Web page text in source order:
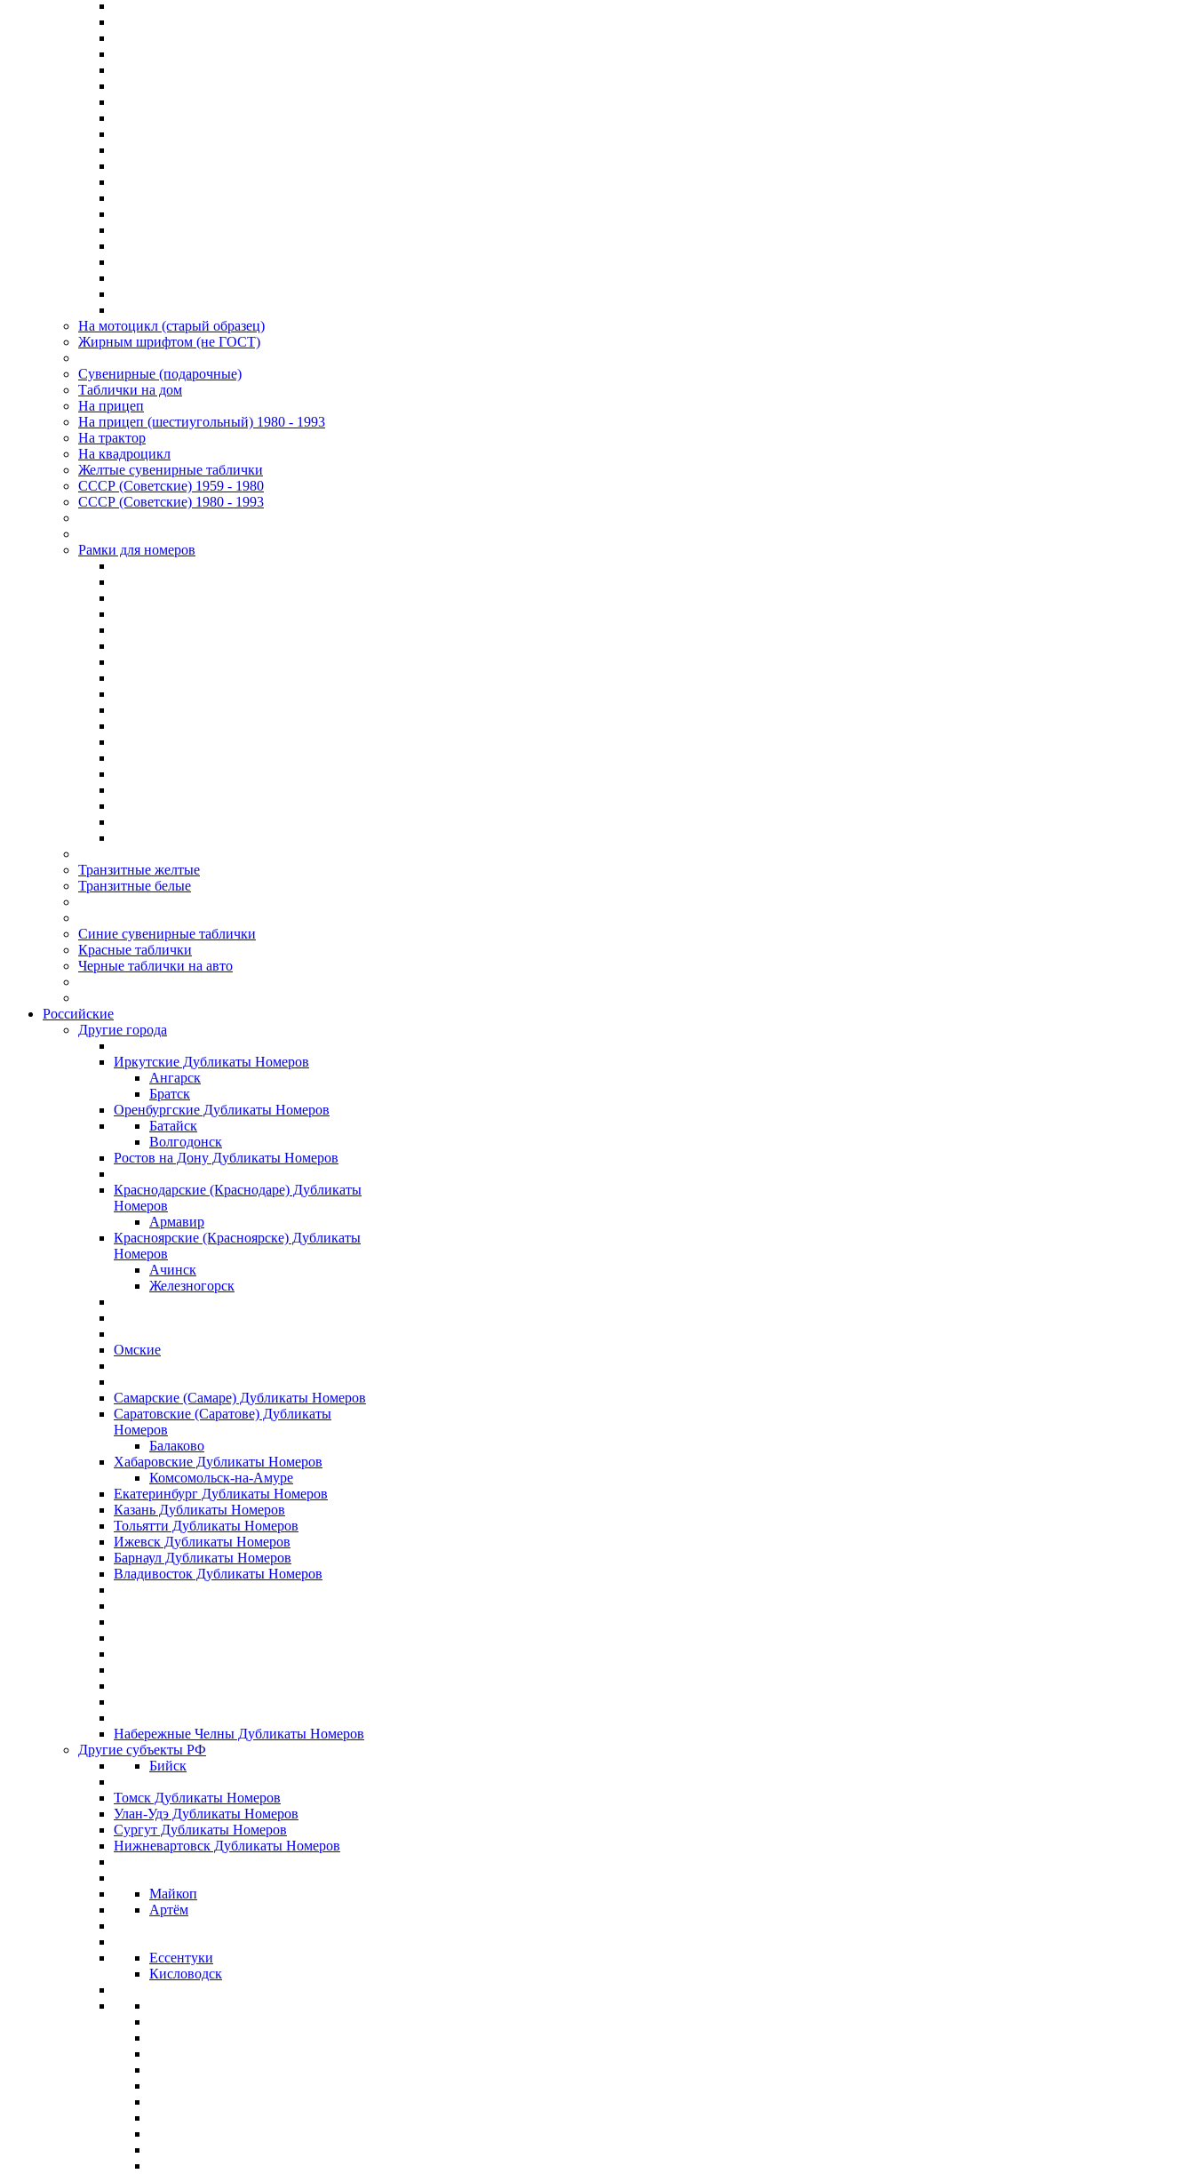
На мотоцикл (старый образец)
Жирным шрифтом (не ГОСТ)
Сувенирные (подарочные)
Таблички на дом
На прицеп
На прицеп (шестиугольный) 1980 - 1993
На трактор
На квадроцикл
Желтые сувенирные таблички
СССР (Советские) 1959 - 1980
СССР (Советские) 1980 - 1993
Рамки для номеров
Транзитные желтые
Транзитные белые
Синие сувенирные таблички
Красные таблички
Черные таблички на авто
Российские
Другие города
Иркутские Дубликаты Номеров
Ангарск
Братск
Оренбургские Дубликаты Номеров
Батайск
Волгодонск
Ростов на Дону Дубликаты Номеров
Краснодарские (Краснодаре) Дубликаты
Номеров
Армавир
Красноярские (Красноярске) Дубликаты
Номеров
Ачинск
Железногорск
Омские
Самарские (Самаре) Дубликаты Номеров
Саратовские (Саратове) Дубликаты
Номеров
Балаково
Хабаровские Дубликаты Номеров
Комсомольск-на-Амуре
Екатеринбург Дубликаты Номеров
Казань Дубликаты Номеров
Тольятти Дубликаты Номеров
Ижевск Дубликаты Номеров
Барнаул Дубликаты Номеров
Владивосток Дубликаты Номеров
Набережные Челны Дубликаты Номеров
Другие субъекты РФ
Бийск
Томск Дубликаты Номеров
Улан-Удэ Дубликаты Номеров
Сургут Дубликаты Номеров
Нижневартовск Дубликаты Номеров
Майкоп
Артём
Ессентуки
Кисловодск